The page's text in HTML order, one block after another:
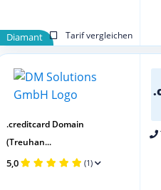
Diamant Tarif vergleichen
.creditcard Domain
(Treuhan...
5,0 (1)